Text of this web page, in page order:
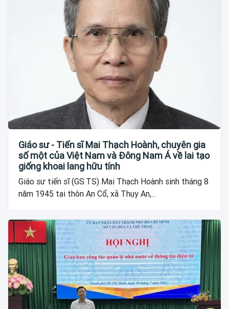
Giáo sư - Tiến sĩ Mai Thạch Hoành, chuyên gia
số một của Việt Nam và Đông Nam Á về lai tạo
giống khoai lang hữu tính
Giáo sư tiến sĩ (GS.TS) Mai Thạch Hoành sinh tháng 8
năm 1945 tại thôn An Cổ, xã Thụy An,...